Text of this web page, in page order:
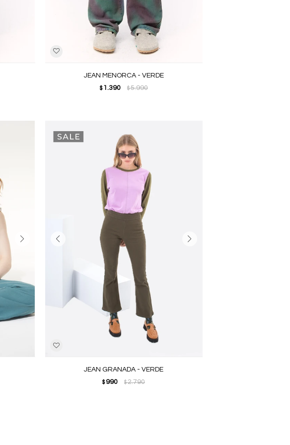
JEAN MENORCA - VERDE
$ 1.390 $5.990
JEAN GRANADA - VERDE
$ 990 $2.790